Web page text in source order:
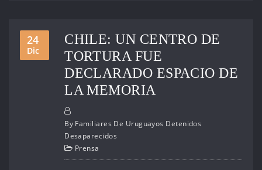
24
Dic
CHILE: UN CENTRO DE
TORTURA FUE
DECLARADO ESPACIO DE
LA MEMORIA
By Familiares De Uruguayos Detenidos
Desaparecidos
Prensa